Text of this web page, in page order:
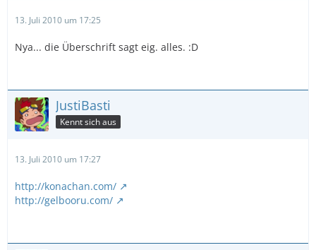
13. Juli 2010 um 17:25
Nya... die Überschrift sagt eig. alles. :D
JustiBasti
Kennt sich aus
13. Juli 2010 um 17:27
http://konachan.com/
http://gelbooru.com/